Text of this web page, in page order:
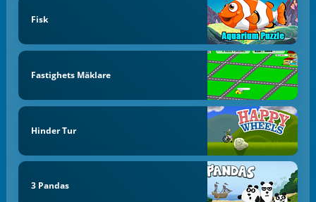
Fisk
Fastighets Mäklare
Hinder Tur
3 Pandas